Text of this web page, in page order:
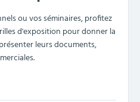
ou vos séminaires, profitez
d'exposition pour donner la
leurs documents,